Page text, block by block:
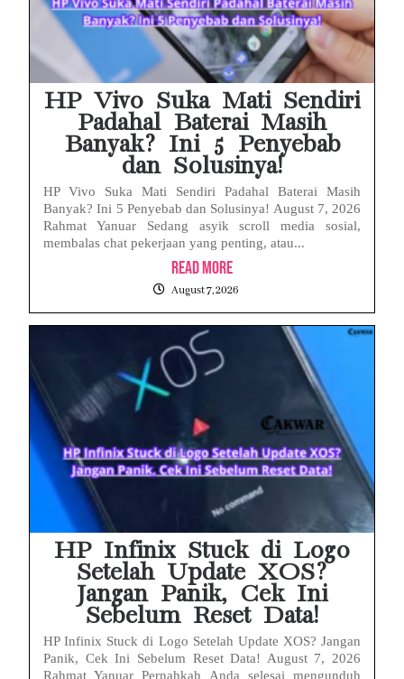
HP Vivo Suka Mati Sendiri
Padahal Baterai Masih
Banyak? Ini 5 Penyebab
dan Solusinya!
HP Vivo Suka Mati Sendiri Padahal Baterai Masih
Banyak? Ini 5 Penyebab dan Solusinya! August 7, 2026
Rahmat Yanuar Sedang asyik scroll media sosial,
membalas chat pekerjaan yang penting, atau...
Read More
August 7, 2026
HP Infinix Stuck di Logo
Setelah Update XOS?
Jangan Panik, Cek Ini
Sebelum Reset Data!
HP Infinix Stuck di Logo Setelah Update XOS? Jangan
Panik, Cek Ini Sebelum Reset Data! August 7, 2026
Rahmat Yanuar Pernahkah Anda selesai mengunduh